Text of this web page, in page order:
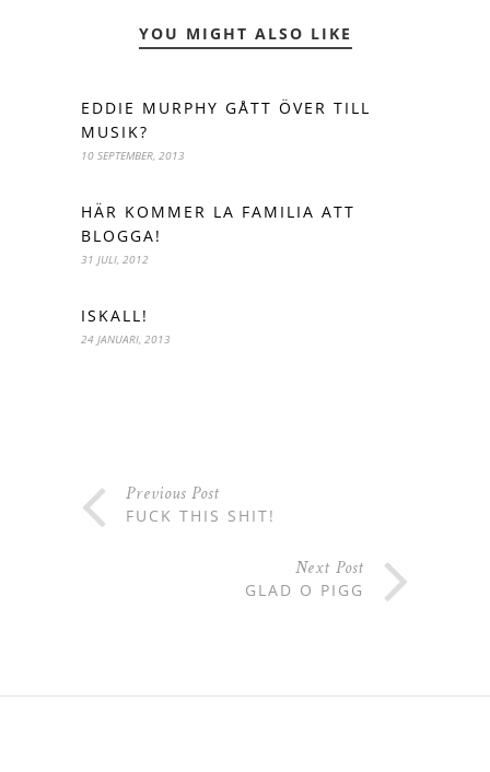
YOU MIGHT ALSO LIKE
EDDIE MURPHY GÅTT ÖVER TILL
MUSIK?
10 SEPTEMBER, 2013
HÄR KOMMER LA FAMILIA ATT
BLOGGA!
31 JULI, 2012
ISKALL!
24 JANUARI, 2013
Previous Post
FUCK THIS SHIT!
Next Post
GLAD O PIGG